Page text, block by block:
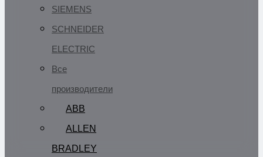
SIEMENS
SCHNEIDER
ELECTRIC
Все
производители
ABB
ALLEN
BRADLEY